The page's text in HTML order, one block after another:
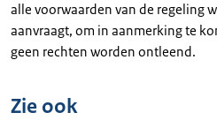
alle voorwaarden van de regeling
aanvraagt, om in aanmerking te
geen rechten worden ontleend.
Zie ook